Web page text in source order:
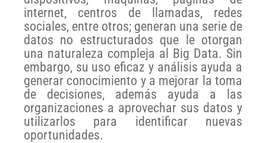
internet, centros de llamadas, redes
sociales, entre otros; generan una serie de
datos no estructurados que le otorgan
una naturaleza compleja al Big Data. Sin
embargo, su uso eficaz y análisis ayuda a
generar conocimiento y a mejorar la toma
de decisiones, además ayuda a las
organizaciones a aprovechar sus datos y
utilizarlos para identificar nuevas
oportunidades.